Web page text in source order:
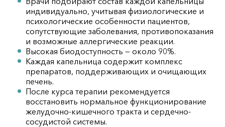
индивидуально, учитывая физиологические и
психологические особенности пациентов,
сопутствующие заболевания, противопоказания
и возможные аллергические реакции.
Высокая биодоступность — около 90%.
Каждая капельница содержит комплекс
препаратов, поддерживающих и очищающих
печень.
После курса терапии рекомендуется
восстановить нормальное функционирование
желудочно-кишечного тракта и сердечно-
сосудистой системы.